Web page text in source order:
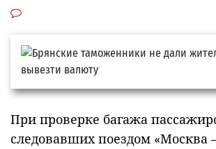
При проверке багажа
следовавших поездом «Москва